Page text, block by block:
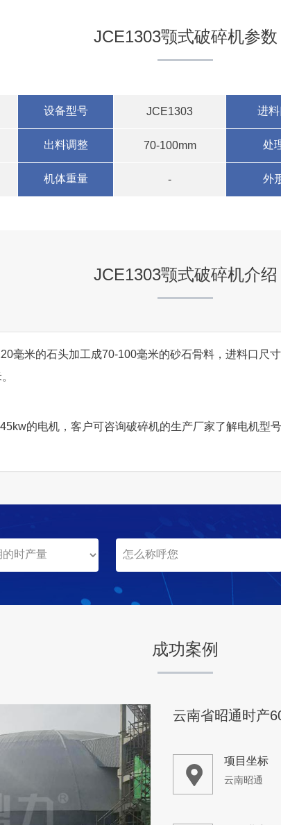
JCE1303颚式破碎机参数
设备型号 JCE1303 进
出料调整 70-100mm 处
机体重量 - 外
JCE1303颚式破碎机介绍
毫米的石头加工成70-100毫米的砂石骨料，进料口尺
的电机，客户可咨询破碎机的生产厂家了解电机型
成功案例
咨询该项目执行
广西时产500吨
-
项目坐标
项目业主
咨询该项目执行
湖北省宜昌市时
项目坐标
湖北省宜昌市